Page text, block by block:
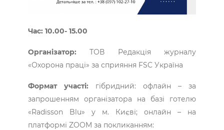
Час: 10.00- 15.00
Організатор: ТОВ Редакція журналу
«Охорона праці» за сприяння FSC Україна
Формат участі: гібридний: офлайн – за
запрошенням організатора на базі готелю
«Radisson Blu» у м. Києві; онлайн – на
платформі ZOOM за покликанням: